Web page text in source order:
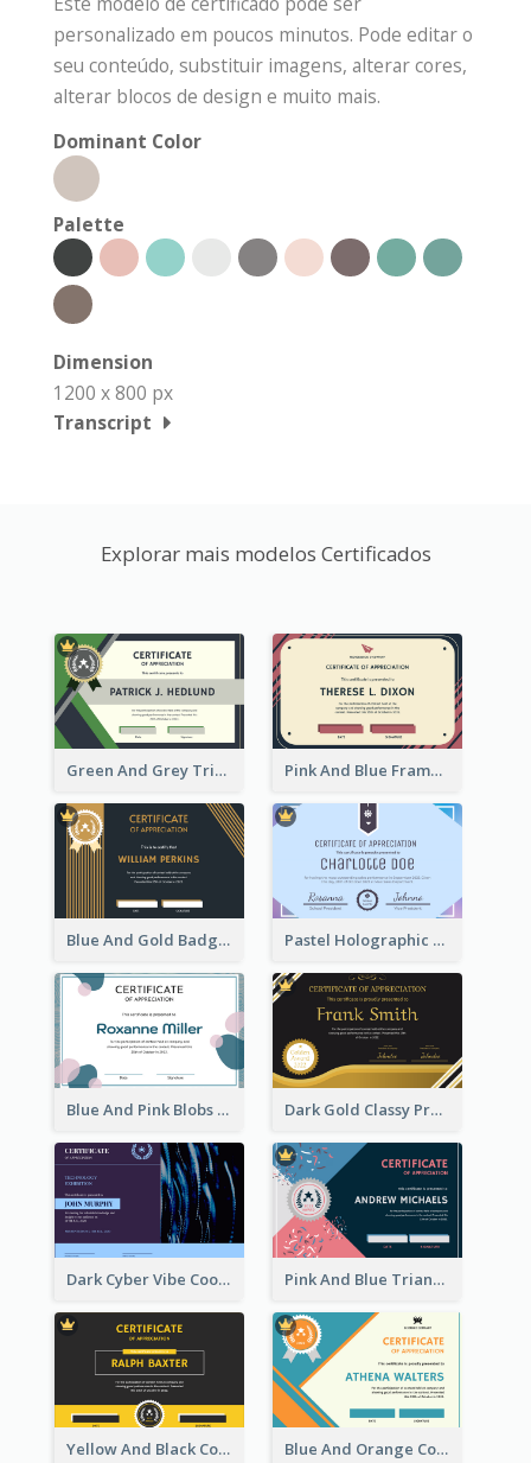
personalizado em poucos minutos. Pode editar o
seu conteúdo, substituir imagens, alterar cores,
alterar blocos de design e muito mais.
Dominant Color
Palette
Dimension
1200 x 800 px
Transcript
Explorar mais modelos Certificados
Green And Grey Triangles With Badge Certificate Pink And Blue Frame Company Certificate
Blue And Gold Badge Appreciation Certificate Pastel Holographic Certificate Of Appreciation
Blue And Pink Blobs Plain Certificate Dark Gold Classy Professional Certificate Design
Dark Cyber Vibe Cool Certificate Design Pink And Blue Triangles Confetti Celebration Certificate
Yellow And Black Contrast Simple Certificate Blue And Orange Company Triangles With Badge Certificate